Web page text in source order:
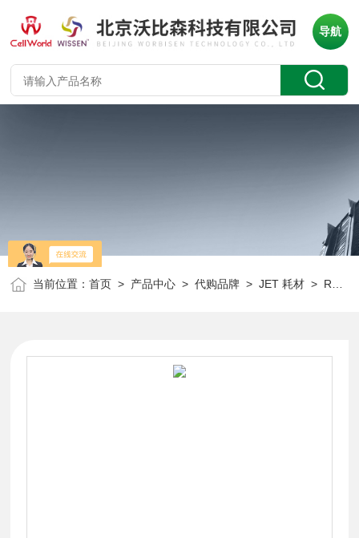
导航
当前位置：首页 > 产品中心 >代购品牌 >JET 耗材 > RES123015JET 储液槽